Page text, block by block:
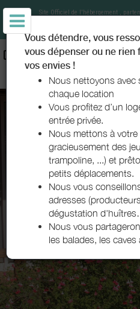
Site Officiel de l'hébergement ,
CHAMBRES D'HÔTES ET GÎTES -
Vous détendre, vous
vous dépenser ou ne rien
vos envies !
Nous nettoyons avec
chaque location
Vous profitez d’un
entrée privée.
Nous mettons à
gracieusement des
trampoline, ...) et
petits déplacements.
Nous vous
adresses
dégustation
Nous vous
les balades, les caves